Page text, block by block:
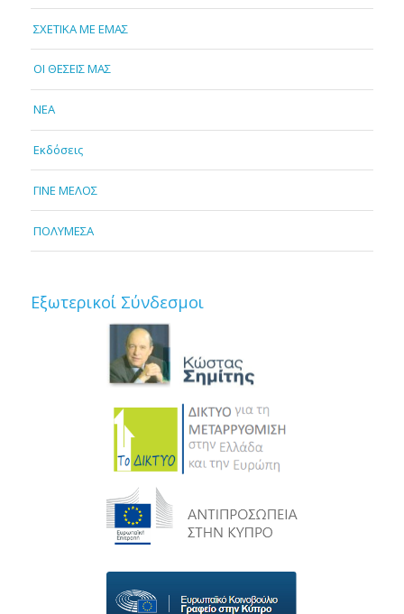
ΣΧΕΤΙΚΑ ΜΕ ΕΜΑΣ
OI ΘΕΣΕΙΣ ΜΑΣ
NEA
Εκδόσεις
ΓΙΝΕ ΜΕΛΟΣ
ΠΟΛΥΜΕΣΑ
Εξωτερικοί Σύνδεσμοι